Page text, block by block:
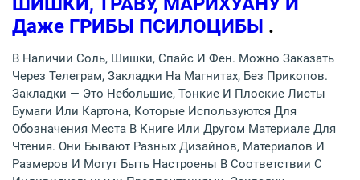
Даже ГРИБЫ ПСИЛОЦИБЫ .
В Наличии Соль, Шишки, Спайс И Фен. Можно Заказать
Через Телеграм, Закладки На Магнитах, Без Прикопов.
Закладки — Это Небольшие, Тонкие И Плоские Листы
Бумаги Или Картона, Которые Используются Для
Обозначения Места В Книге Или Другом Материале Для
Чтения. Они Бывают Разных Дизайнов, Материалов И
Размеров И Могут Быть Настроены В Соответствии С